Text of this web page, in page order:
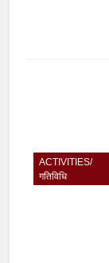
ACTIVITIES/
गतिविधि